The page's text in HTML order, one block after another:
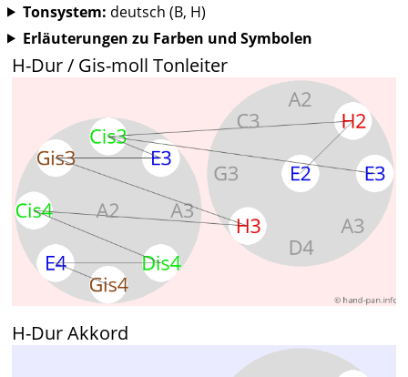
Tonsystem: deutsch (B, H)
Erläuterungen zu Farben und Symbolen
H-Dur / Gis-moll Tonleiter
H-Dur Akkord